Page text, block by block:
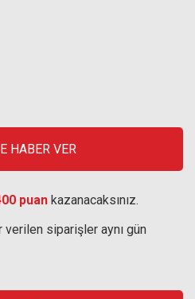
HABER VER
puan kazanacaksınız.
verilen siparişler aynı gün